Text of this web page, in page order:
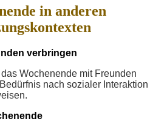
in anderen
verbringen
Wochenende mit Freunden
nach sozialer Interaktion